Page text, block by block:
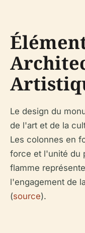
Le design du
de l'art et de la
Les colonnes en
force et l'unité du
flamme
l'engagement de
(source).